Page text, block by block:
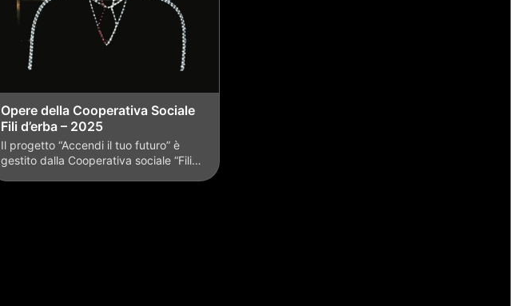
Opere della Cooperativa Sociale
Fili d’erba – 2025
Il progetto “Accendi il tuo futuro” è
gestito dalla Cooperativa sociale “Fili…